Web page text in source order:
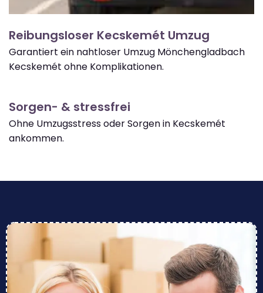
Reibungsloser Kecskemét Umzug
Garantiert ein nahtloser Umzug Mönchengladbach
Kecskemét ohne Komplikationen.
Sorgen- & stressfrei
Ohne Umzugsstress oder Sorgen in Kecskemét
ankommen.